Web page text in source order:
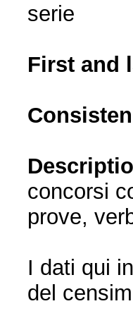
serie
First and
concorsi
prove,
I dati qui
del